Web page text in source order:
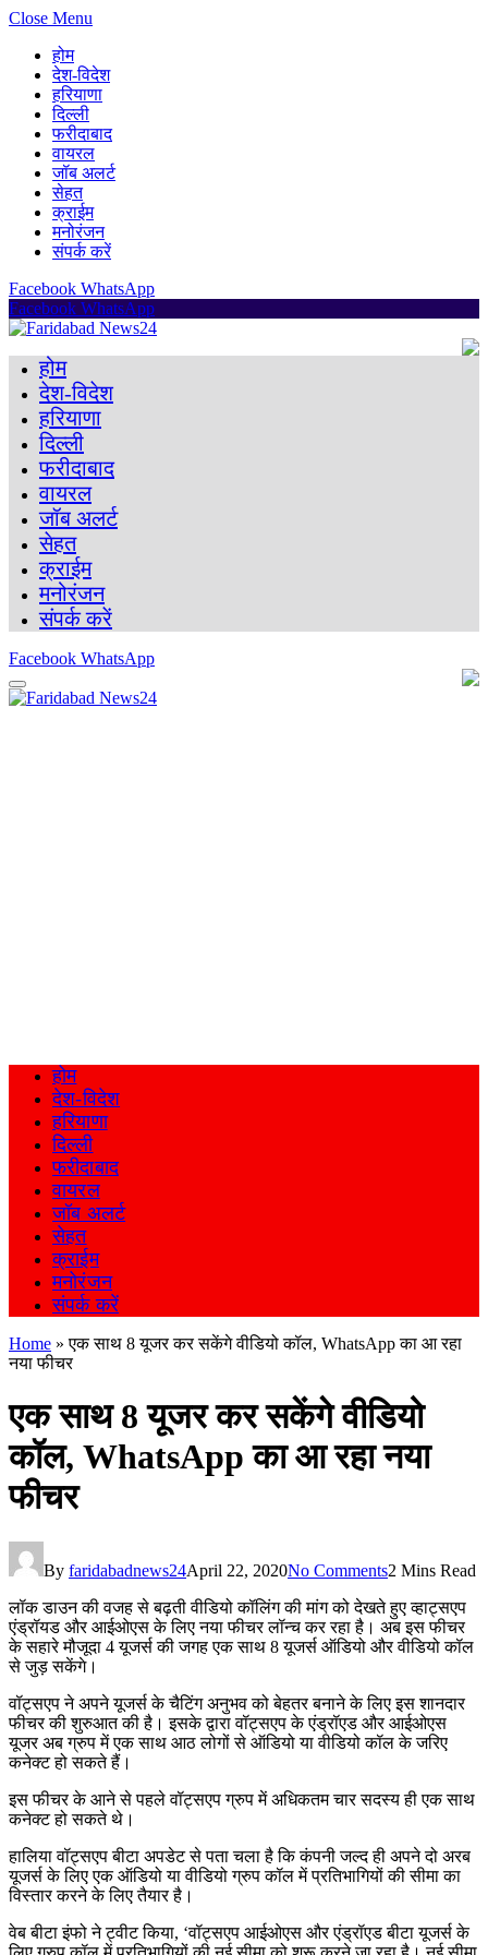
Close Menu
होम
देश-विदेश
हरियाणा
दिल्ली
फरीदाबाद
वायरल
जॉब अलर्ट
सेहत
क्राईम
मनोरंजन
संपर्क करें
Facebook WhatsApp
Facebook WhatsApp
होम
देश-विदेश
हरियाणा
दिल्ली
फरीदाबाद
वायरल
जॉब अलर्ट
सेहत
क्राईम
मनोरंजन
संपर्क करें
Facebook WhatsApp
होम
देश-विदेश
हरियाणा
दिल्ली
फरीदाबाद
वायरल
जॉब अलर्ट
सेहत
क्राईम
मनोरंजन
संपर्क करें
Home »एक साथ 8 यूजर कर सकेंगे वीडियो कॉल, WhatsApp का आ रहा
नया फीचर
एक साथ 8 यूजर कर सकेंगे वीडियो
कॉल, WhatsApp का आ रहा नया
फीचर
By faridabadnews24April 22, 2020No Comments2 Mins Read
लॉक डाउन की वजह से बढ़ती वीडियो कॉलिंग की मांग को देखते हुए व्हाट्सएप
एंड्रॉयड और आईओएस के लिए नया फीचर लॉन्च कर रहा है। अब इस फीचर
के सहारे मौजूदा 4 यूजर्स की जगह एक साथ 8 यूजर्स ऑडियो और वीडियो कॉल
से जुड़ सकेंगे।
वॉट्सएप ने अपने यूजर्स के चैटिंग अनुभव को बेहतर बनाने के लिए इस शानदार
फीचर की शुरुआत की है। इसके द्वारा वॉट्सएप के एंड्रॉएड और आईओएस
यूजर अब ग्रुप में एक साथ आठ लोगों से ऑडियो या वीडियो कॉल के जरिए
कनेक्ट हो सकते हैं।
इस फीचर के आने से पहले वॉट्सएप ग्रुप में अधिकतम चार सदस्य ही एक साथ
कनेक्ट हो सकते थे।
हालिया वॉट्सएप बीटा अपडेट से पता चला है कि कंपनी जल्द ही अपने दो अरब
यूजर्स के लिए एक ऑडियो या वीडियो ग्रुप कॉल में प्रतिभागियों की सीमा का
विस्तार करने के लिए तैयार है।
वेब बीटा इंफो ने ट्वीट किया, ‘वॉट्सएप आईओएस और एंड्रॉएड बीटा यूजर्स के